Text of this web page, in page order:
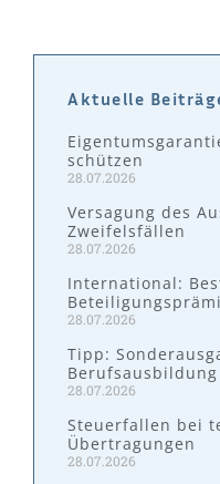
Aktuelle
schützen
28.07.2026
Versagung des
Zweifelsfällen
28.07.2026
International:
28.07.2026
Tipp:
Berufsausbildung
28.07.2026
Steuerfallen bei
Übertragungen
28.07.2026